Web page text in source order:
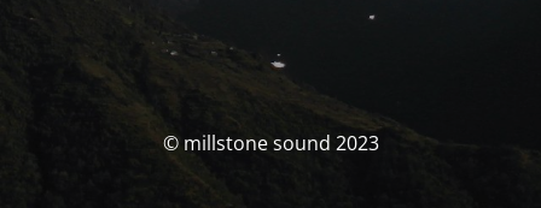
© millstone sound 2023